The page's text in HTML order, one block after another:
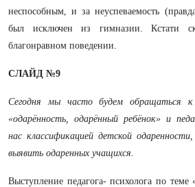
неспособным, и за неуспеваемость
был исключен из гимназии. Кстати
благонравном поведении.
СЛАЙД №9
Сегодня мы часто будем обращаться
«одарённость, одарённый ребёнок» и
нас классификацией детской
выявить одаренных учащихся.
Выступление педагога- психолога по теме